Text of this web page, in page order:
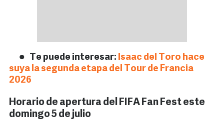
Te puede interesar: Isaac del Toro hace
suya la segunda etapa del Tour de Francia
2026
Horario de apertura del FIFA Fan Fest este
domingo 5 de julio